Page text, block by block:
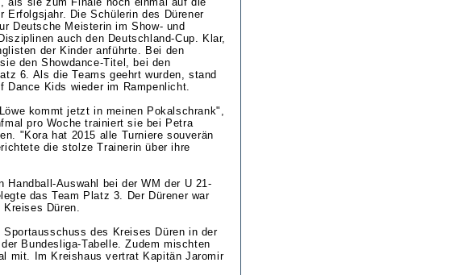
Erfolgsjahr. Die Schülerin des Dürener
Deutsche Meisterin im Show- und
auch den Deutschland-Cup. Klar,
der Kinder anführte. Bei den
den Showdance-Titel, bei den
6. Als die Teams geehrt wurden, stand
Dance Kids wieder im Rampenlicht.
kommt jetzt in meinen Pokalschrank",
pro Woche trainiert sie bei Petra
"Kora hat 2015 alle Turniere souverän
die stolze Trainerin über ihre
Auswahl bei der WM der U 21-
das Team Platz 3. Der Dürener war
Düren.
des Kreises Düren in der
Bundesliga-Tabelle. Zudem mischten
mit. Im Kreishaus vertrat Kapitän Jaromir